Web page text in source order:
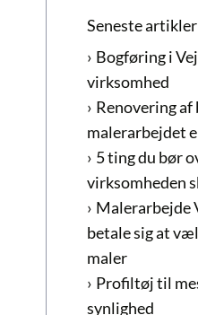
Seneste artikler
Bogføring i
virksomhed
Renovering
malerarbejdet
5 ting du bør
virksomheden
Malerarbejde
betale sig at
maler
Profiltøj til
synlighed